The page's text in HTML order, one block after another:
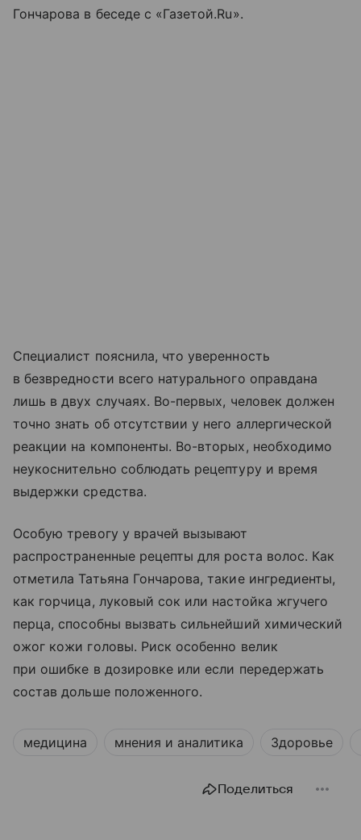
Гончарова в беседе с «Газетой.Ru».
Специалист пояснила, что уверенность
в безвредности всего натурального оправдана
лишь в двух случаях. Во-первых, человек должен
точно знать об отсутствии у него аллергической
реакции на компоненты. Во-вторых, необходимо
неукоснительно соблюдать рецептуру и время
выдержки средства.
Особую тревогу у врачей вызывают
распространенные рецепты для роста волос. Как
отметила Татьяна Гончарова, такие ингредиенты,
как горчица, луковый сок или настойка жгучего
перца, способны вызвать сильнейший химический
ожог кожи головы. Риск особенно велик
при ошибке в дозировке или если передержать
состав дольше положенного.
медицина мнения и аналитика Здоровье
Поделиться